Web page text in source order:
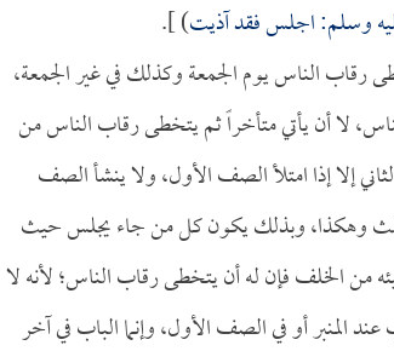
وسلم: اجلس فقد آذيت) ].
رقاب الناس يوم الجمعة وكذلك في غير الجمعة،
لا أن يأتي متأخراً ثم يتخطى رقاب الناس من
إلا إذا امتلأ الصف الأول، ولا ينشأ الصف
الثالث وهكذا، وبذلك يكون كل من جاء يجلس حيث
من الخلف فإن له أن يتخطى رقاب الناس؛ لأنه لا
المنبر أو في الصف الأول، وإنما الباب في آخر